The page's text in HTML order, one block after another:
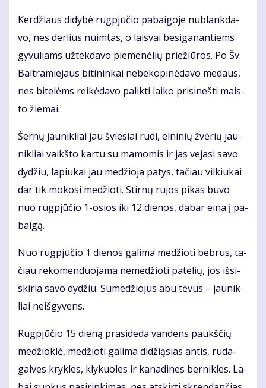
Ker­džiaus di­dy­bė rug­pjū­čio pa­bai­go­je nu­blank­da­
vo, nes der­lius nuim­tas, o lais­vai be­si­ga­nan­tiems
gy­vu­liams už­tek­da­vo pie­me­nė­lių prie­žiū­ros. Po Šv.
Bal­tra­mie­jaus bi­ti­nin­kai ne­be­ko­pi­nė­da­vo me­daus,
nes bi­te­lėms rei­kė­da­vo pa­lik­ti lai­ko pri­si­neš­ti mais­
to žie­mai.
Šer­nų jau­nik­liai jau švie­siai ru­di, el­ni­nių žvė­rių jau­
nik­liai vaikš­to kar­tu su ma­mo­mis ir jas ve­ja­si sa­vo
dy­džiu, la­piu­kai jau me­džio­ja pa­tys, ta­čiau vil­kiu­kai
dar tik mo­ko­si me­džio­ti. Stir­nų ru­jos pi­kas bu­vo
nuo rug­pjū­čio 1-osios iki 12 die­nos, da­bar ei­na į pa­
bai­gą.
Nuo rug­pjū­čio 1 die­nos ga­li­ma me­džio­ti beb­rus, ta­
čiau re­ko­men­duo­ja­ma ne­me­džio­ti pa­te­lių, jos iš­si­
ski­ria sa­vo dy­džiu. Su­me­džio­jus abu tė­vus – jau­nik­
liai ne­iš­gy­vens.
Rug­pjū­čio 15 die­ną pra­si­de­da van­dens paukš­čių
me­džiok­lė, me­džio­ti ga­li­ma di­dži­ą­sias an­tis, ru­da­
gal­ves kryk­les, kly­kuo­les ir ka­na­di­nes ber­nik­les. La­